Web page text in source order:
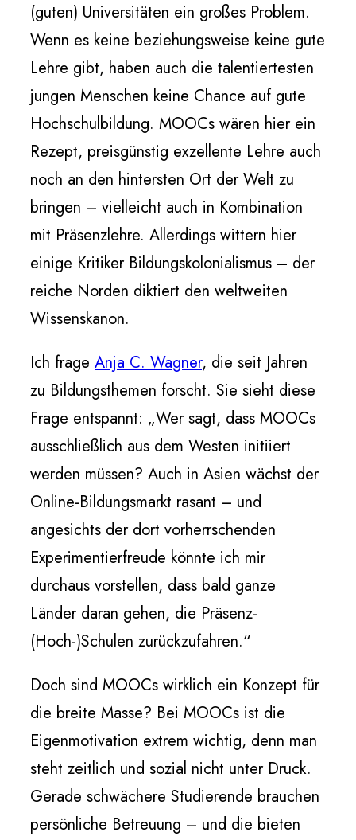
(guten) Universitäten ein großes Problem.
Wenn es keine beziehungsweise keine gute
Lehre gibt, haben auch die talentiertesten
jungen Menschen keine Chance auf gute
Hochschulbildung. MOOCs wären hier ein
Rezept, preisgünstig exzellente Lehre auch
noch an den hintersten Ort der Welt zu
bringen – vielleicht auch in Kombination
mit Präsenzlehre. Allerdings wittern hier
einige Kritiker Bildungskolonialismus – der
reiche Norden diktiert den weltweiten
Wissenskanon.
Ich frage Anja C. Wagner, die seit Jahren
zu Bildungsthemen forscht. Sie sieht diese
Frage entspannt: „Wer sagt, dass MOOCs
ausschließlich aus dem Westen initiiert
werden müssen? Auch in Asien wächst der
Online-Bildungsmarkt rasant – und
angesichts der dort vorherrschenden
Experimentierfreude könnte ich mir
durchaus vorstellen, dass bald ganze
Länder daran gehen, die Präsenz-
(Hoch-)Schulen zurückzufahren.“
Doch sind MOOCs wirklich ein Konzept für
die breite Masse? Bei MOOCs ist die
Eigenmotivation extrem wichtig, denn man
steht zeitlich und sozial nicht unter Druck.
Gerade schwächere Studierende brauchen
persönliche Betreuung – und die bieten